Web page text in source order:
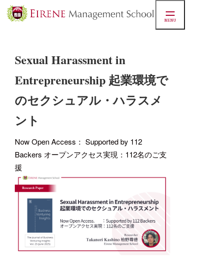
MENU
Sexual Harassment in
Entrepreneurship 起業環境で
のセクシュアル・ハラスメ
ント
Now Open Access： Supported by 112
Backers オープンアクセス実現：112名のご支
援